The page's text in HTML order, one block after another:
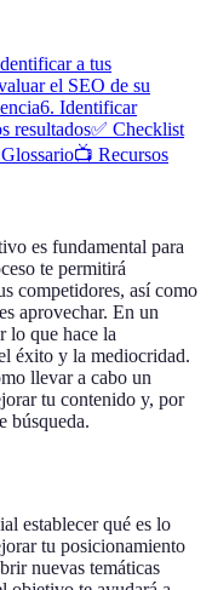
a tus
el SEO de su
6. Identificar
resultados✅ Checklist
Glossario📺 Recursos
es fundamental para
te permitirá
competidores, así como
aprovechar. En un
lo que hace la
éxito y la mediocridad.
llevar a cabo un
tu contenido y, por
búsqueda.
establecer qué es lo
tu posicionamiento
nuevas temáticas